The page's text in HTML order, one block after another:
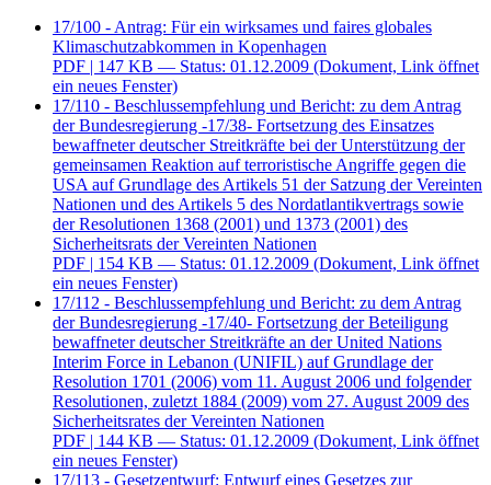
17/100 - Antrag: Für ein wirksames und faires globales
Klimaschutzabkommen in Kopenhagen
PDF | 147 KB — Status: 01.12.2009 (Dokument, Link öffnet
ein neues Fenster)
17/110 - Beschlussempfehlung und Bericht: zu dem Antrag
der Bundesregierung -17/38- Fortsetzung des Einsatzes
bewaffneter deutscher Streitkräfte bei der Unterstützung der
gemeinsamen Reaktion auf terroristische Angriffe gegen die
USA auf Grundlage des Artikels 51 der Satzung der Vereinten
Nationen und des Artikels 5 des Nordatlantikvertrags sowie
der Resolutionen 1368 (2001) und 1373 (2001) des
Sicherheitsrats der Vereinten Nationen
PDF | 154 KB — Status: 01.12.2009 (Dokument, Link öffnet
ein neues Fenster)
17/112 - Beschlussempfehlung und Bericht: zu dem Antrag
der Bundesregierung -17/40- Fortsetzung der Beteiligung
bewaffneter deutscher Streitkräfte an der United Nations
Interim Force in Lebanon (UNIFIL) auf Grundlage der
Resolution 1701 (2006) vom 11. August 2006 und folgender
Resolutionen, zuletzt 1884 (2009) vom 27. August 2009 des
Sicherheitsrates der Vereinten Nationen
PDF | 144 KB — Status: 01.12.2009 (Dokument, Link öffnet
ein neues Fenster)
17/113 - Gesetzentwurf: Entwurf eines Gesetzes zur